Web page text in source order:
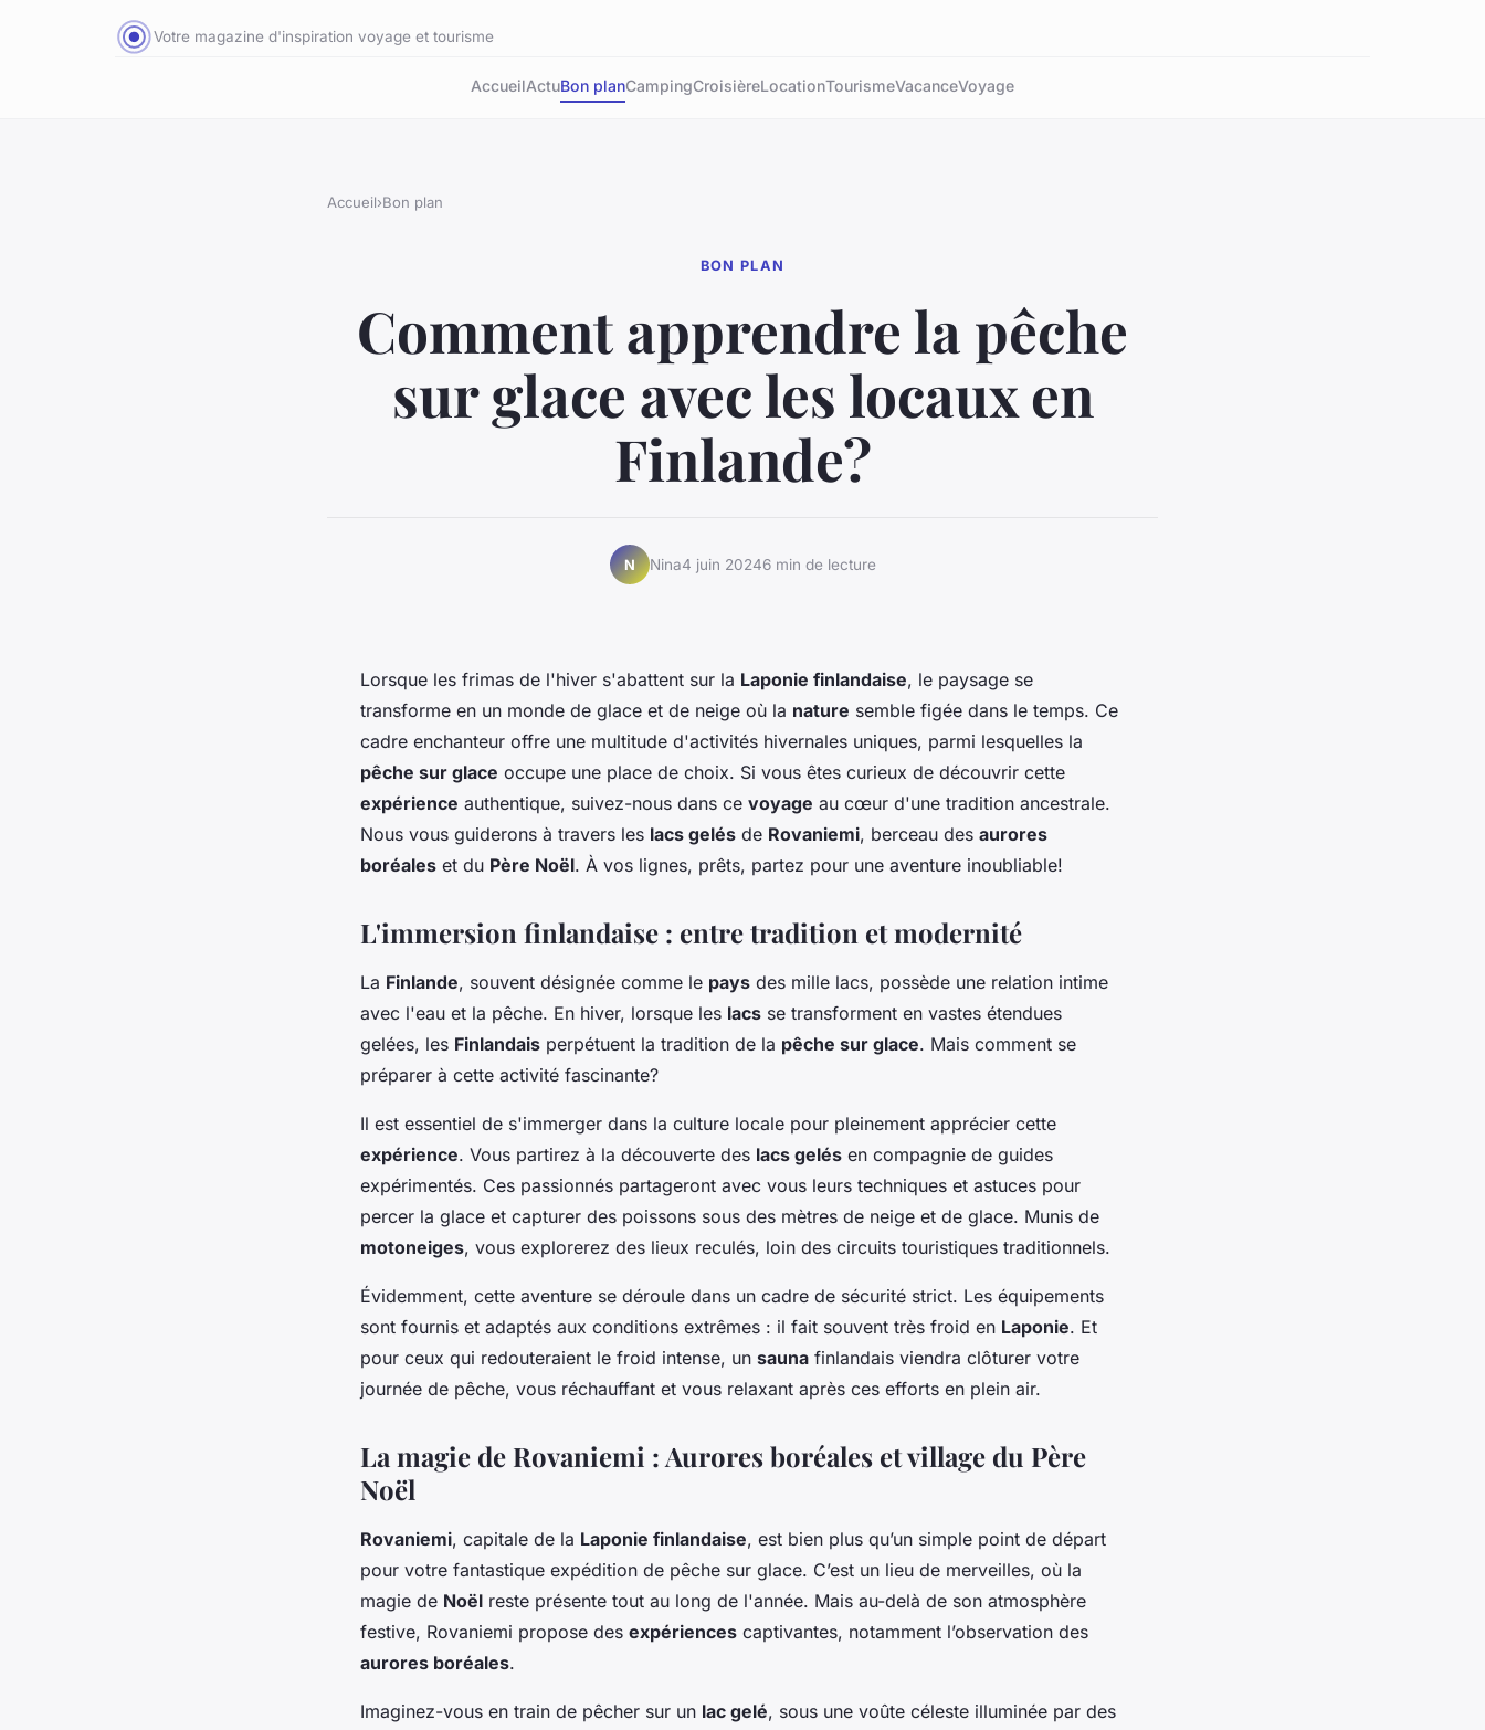
Votre magazine d'inspiration voyage et tourisme
AccueilActuBon planCampingCroisièreLocationTourismeVacanceVoyage
Accueil›Bon plan
BON PLAN
Comment apprendre la pêche
sur glace avec les locaux en
Finlande?
N Nina4 juin 20246 min de lecture
Lorsque les frimas de l'hiver s'abattent sur la Laponie finlandaise, le paysage se
transforme en un monde de glace et de neige où la nature semble figée dans le temps. Ce
cadre enchanteur offre une multitude d'activités hivernales uniques, parmi lesquelles la
pêche sur glace occupe une place de choix. Si vous êtes curieux de découvrir cette
expérience authentique, suivez-nous dans ce voyage au cœur d'une tradition ancestrale.
Nous vous guiderons à travers les lacs gelés de Rovaniemi, berceau des aurores
boréales et du Père Noël. À vos lignes, prêts, partez pour une aventure inoubliable!
L'immersion finlandaise : entre tradition et modernité
La Finlande, souvent désignée comme le pays des mille lacs, possède une relation intime
avec l'eau et la pêche. En hiver, lorsque les lacs se transforment en vastes étendues
gelées, les Finlandais perpétuent la tradition de la pêche sur glace. Mais comment se
préparer à cette activité fascinante?
Il est essentiel de s'immerger dans la culture locale pour pleinement apprécier cette
expérience. Vous partirez à la découverte des lacs gelés en compagnie de guides
expérimentés. Ces passionnés partageront avec vous leurs techniques et astuces pour
percer la glace et capturer des poissons sous des mètres de neige et de glace. Munis de
motoneiges, vous explorerez des lieux reculés, loin des circuits touristiques traditionnels.
Évidemment, cette aventure se déroule dans un cadre de sécurité strict. Les équipements
sont fournis et adaptés aux conditions extrêmes : il fait souvent très froid en Laponie. Et
pour ceux qui redouteraient le froid intense, un sauna finlandais viendra clôturer votre
journée de pêche, vous réchauffant et vous relaxant après ces efforts en plein air.
La magie de Rovaniemi : Aurores boréales et village du Père
Noël
Rovaniemi, capitale de la Laponie finlandaise, est bien plus qu’un simple point de départ
pour votre fantastique expédition de pêche sur glace. C’est un lieu de merveilles, où la
magie de Noël reste présente tout au long de l'année. Mais au-delà de son atmosphère
festive, Rovaniemi propose des expériences captivantes, notamment l’observation des
aurores boréales.
Imaginez-vous en train de pêcher sur un lac gelé, sous une voûte céleste illuminée par des